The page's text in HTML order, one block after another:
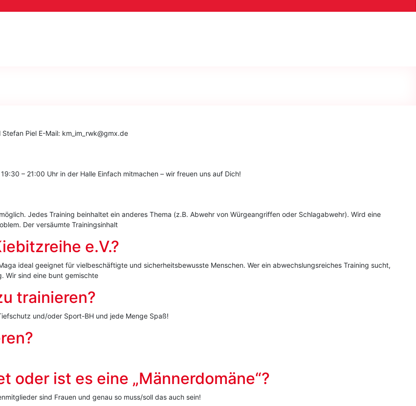
Piel E-Mail: km_im_rwk@gmx.de
– 21:00 Uhr in der Halle Einfach mitmachen – wir freuen uns auf Dich!
Jedes Training beinhaltet ein anderes Thema (z.B. Abwehr von Würgeangriffen oder Schlagabwehr). Wird eine
Der versäumte Trainingsinhalt
e.V.?
ideal geeignet für vielbeschäftigte und sicherheitsbewusste Menschen. Wer ein abwechslungsreiches Training sucht,
Wir sind eine bunt gemischte
trainieren?
und/oder Sport-BH und jede Menge Spaß!
oder ist es eine „Männerdomäne“?
sind Frauen und genau so muss/soll das auch sein!